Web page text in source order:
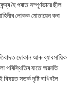
হৈ পৰাত সম্পূৰ্ণভাৱে ছীল
লোকক মোতায়েন কৰা
দোকান আৰু ব্যাবসায়িক
পৰিস্থিতিৰ যাতে অৱনতি
সতর্ক দৃষ্টি ৰাখিবলৈ